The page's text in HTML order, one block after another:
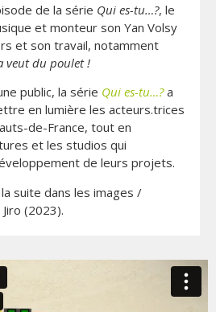
de la série Qui es-tu…?, le
et monteur son Yan Volsy
et son travail, notamment
veut du poulet !
public, la série Qui es-tu…?a
en lumière les acteurs.trices
de-France, tout en
et les studios qui
de leurs projets.
suite dans les images /
(2023).